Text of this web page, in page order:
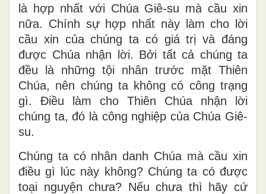
là hợp nhất với Chúa Giê-su mà cầu xin
nữa. Chính sự hợp nhất này làm cho lời
cầu xin của chúng ta có giá trị và đáng
được Chúa nhận lời. Bởi tất cả chúng ta
đều là những tội nhân trước mặt Thiên
Chúa, nên chúng ta không có công trạng
gì. Điều làm cho Thiên Chúa nhận lời
chúng ta, đó là công nghiệp của Chúa Giê-
su.
Chúng ta có nhân danh Chúa mà cầu xin
điều gì lúc này không? Chúng ta có được
toại nguyện chưa? Nếu chưa thì hãy cứ